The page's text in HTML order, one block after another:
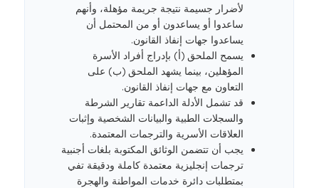
لأضرار جسيمة نتيجة جريمة مؤهلة، وأنهم
ساعدوا أو يساعدون أو من المحتمل أن
يساعدوا جهات إنفاذ القانون.
يسمح الملحق (أ) بإدراج أفراد الأسرة
المؤهلين، بينما يشهد الملحق (ب) على
التعاون مع جهات إنفاذ القانون.
قد تشمل الأدلة الداعمة تقارير الشرطة
والسجلات الطبية والبيانات الشخصية وإثبات
العلاقات الأسرية والترجمات المعتمدة.
يجب أن تتضمن الوثائق المكتوبة بلغات أجنبية
ترجمات إنجليزية معتمدة كاملة ودقيقة تفي
بمتطلبات دائرة خدمات المواطنة والهجرة